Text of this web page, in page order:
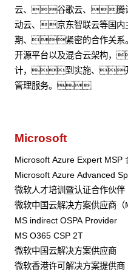
云、谷歌云、腾
动云、京东智联云等国内
期、紧密的合作关
开源平台以及混合云架构
计，到实施、开
管理服务。
Microsoft
Microsoft Azure Expert MSP
Microsoft Azure Advanced
微软人才培训暨认证合作伙伴
微软中国云解决方案供应商（
MS indirect OSPA Provider
MS O365 CSP 2T
微软中国云解决方案供应商
微软香港许可解决方案提供商